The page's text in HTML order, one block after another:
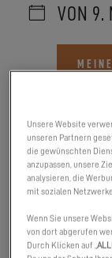
VON 9.
Unsere Website
unseren Partnern
die gewünschten
anzupassen, unsere
analysieren, die
mit sozialen
Wenn Sie unsere
von dort abgerufen
Durch Klicken auf „